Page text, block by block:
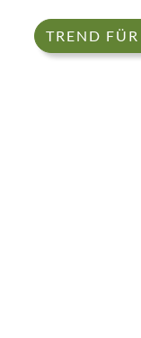
TREND